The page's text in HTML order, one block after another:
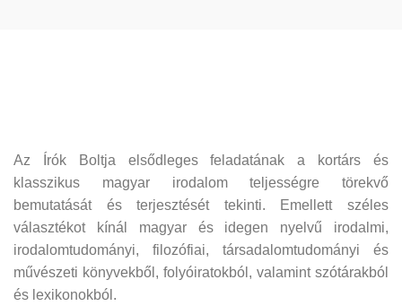
Az Írók Boltja elsődleges feladatának a kortárs és
klasszikus magyar irodalom teljességre törekvő
bemutatását és terjesztését tekinti. Emellett széles
választékot kínál magyar és idegen nyelvű irodalmi,
irodalomtudományi, filozófiai, társadalomtudományi és
művészeti könyvekből, folyóiratokból, valamint szótárakból
és lexikonokból.